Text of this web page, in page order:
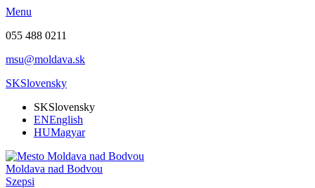
Menu
055 488 0211
msu@moldava.sk
SKSlovensky
SKSlovensky
ENEnglish
HUMagyar
Moldava nad Bodvou
Szepsi